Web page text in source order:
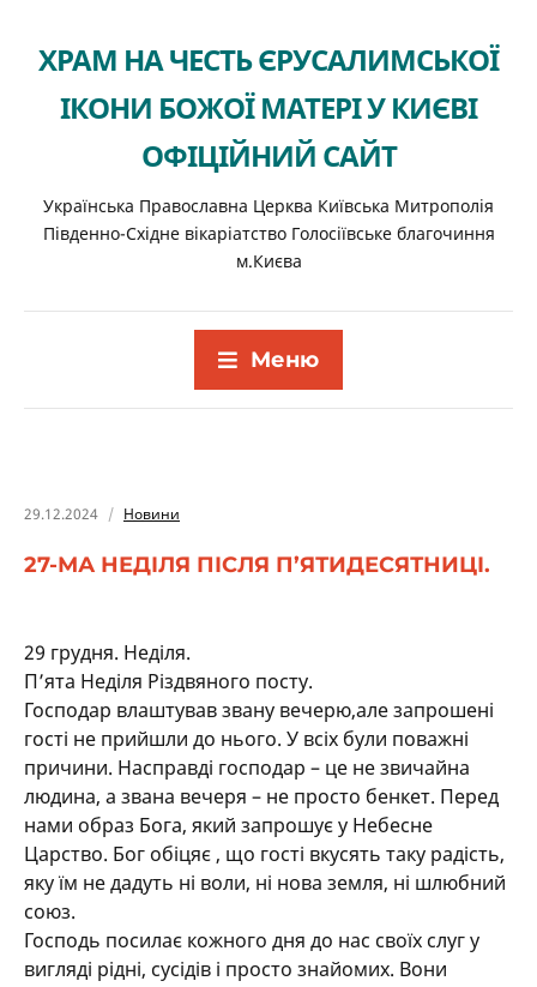
ХРАМ НА ЧЕСТЬ ЄРУСАЛИМСЬКОЇ
ІКОНИ БОЖОЇ МАТЕРІ У КИЄВІ
ОФІЦІЙНИЙ САЙТ
Українська Православна Церква Київська Митрополія
Південно-Східне вікаріатство Голосіївське благочиння
м.Києва
Меню
29.12.2024 Новини
27-МА НЕДІЛЯ ПІСЛЯ П’ЯТИДЕСЯТНИЦІ.
29 грудня. Неділя.
П’ята Неділя Різдвяного посту.
Господар влаштував звану вечерю,але запрошені
гості не прийшли до нього. У всіх були поважні
причини. Насправді господар – це не звичайна
людина, а звана вечеря – не просто бенкет. Перед
нами образ Бога, який запрошує у Небесне
Царство. Бог обіцяє , що гості вкусять таку радість,
яку їм не дадуть ні воли, ні нова земля, ні шлюбний
союз.
Господь посилає кожного дня до нас своїх слуг у
вигляді рідні, сусідів і просто знайомих. Вони